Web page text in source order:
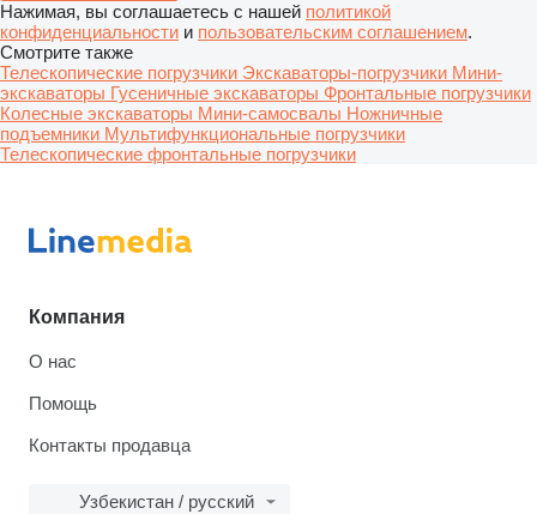
Нажимая, вы соглашаетесь с нашей политикой
конфиденциальности и пользовательским соглашением.
Смотрите также
Телескопические погрузчики Экскаваторы-погрузчики Мини-
экскаваторы Гусеничные экскаваторы Фронтальные погрузчики
Колесные экскаваторы Мини-самосвалы Ножничные
подъемники Мультифункциональные погрузчики
Телескопические фронтальные погрузчики
Компания
О нас
Помощь
Контакты продавца
Узбекистан / русский